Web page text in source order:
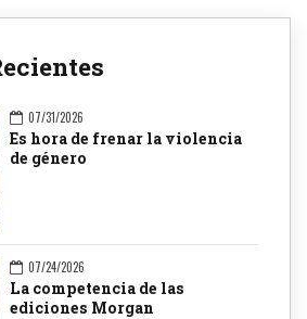
07/31/2026
Es hora de frenar la violencia
de género
07/24/2026
La competencia de las
ediciones Morgan